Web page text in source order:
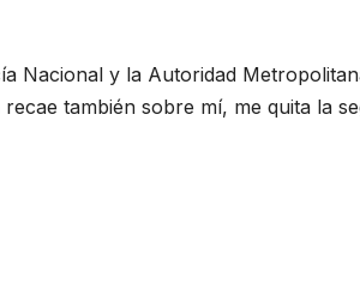
Nacional y la Autoridad
también sobre mí, me quita la